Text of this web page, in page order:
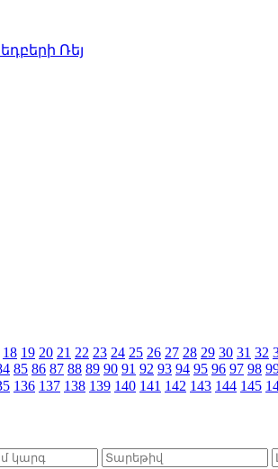
Ռեյ
18 19 20 21 22 23 24 25 26 27 28 29 30 31 32
85 86 87 88 89 90 91 92 93 94 95 96 97 98
136 137 138 139 140 141 142 143 144 145